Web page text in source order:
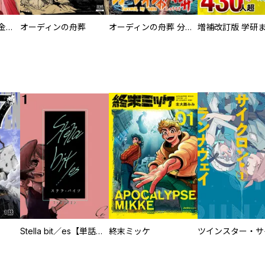
大正夜伽浪漫 －金曜日の花嫁— オーディンの舟葬 オーディンの舟葬 分冊版
Stella bit／es【単話版】 終末ミッケ